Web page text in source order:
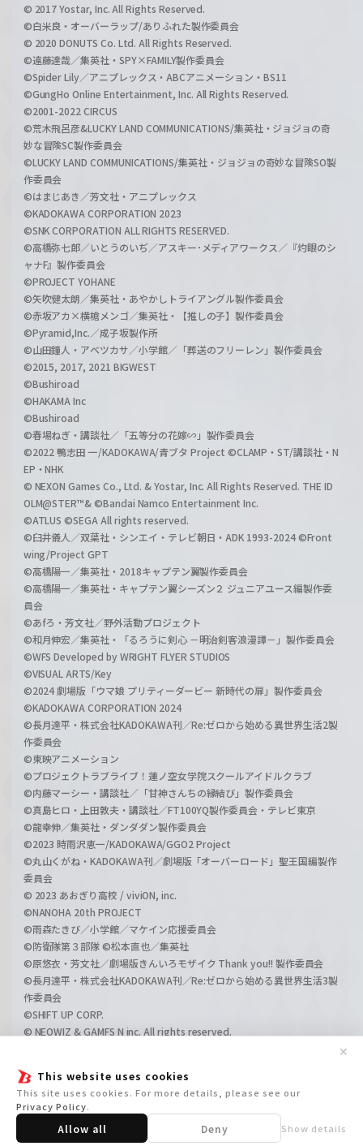
This website uses cookies
This site uses cookies. For more details, please see our
Privacy Policy.
Allow all Deny Show details
✕
© 2017 Yostar, Inc. All Rights Reserved.
©白米良・オーバーラップ/ありふれた製作委員会
© 2020 DONUTS Co. Ltd. All Rights Reserved.
©遠藤達哉／集英社・SPY×FAMILY製作委員会
©Spider Lily／アニプレックス・ABCアニメーション・BS11
©GungHo Online Entertainment, Inc. All Rights Reserved.
©2001-2022 CIRCUS
©荒木飛呂彦&LUCKY LAND COMMUNICATIONS/集英社・ジョジョの奇
妙な冒険SC製作委員会
©LUCKY LAND COMMUNICATIONS/集英社・ジョジョの奇妙な冒険SO製
作委員会
©はまじあき／芳文社・アニプレックス
©KADOKAWA CORPORATION 2023
©SNK CORPORATION ALL RIGHTS RESERVED.
©高橋弥七郎／いとうのいぢ／アスキー･メディアワークス／『灼眼のシ
ャナF』製作委員会
©PROJECT YOHANE
©矢吹健太朗／集英社・あやかしトライアングル製作委員会
©赤坂アカ×横槍メンゴ／集英社・【推しの子】製作委員会
©Pyramid,Inc.／成子坂製作所
©山田鐘人・アベツカサ／小学館／「葬送のフリーレン」製作委員会
©2015, 2017, 2021 BIGWEST
©Bushiroad
©HAKAMA Inc
©Bushiroad
©春場ねぎ・講談社／「五等分の花嫁∽」製作委員会
©2022 鴨志田 一/KADOKAWA/青ブタ Project ©CLAMP・ST/講談社・N
EP・NHK
© NEXON Games Co., Ltd. & Yostar, Inc. All Rights Reserved. THE ID
OLM@STER™& ©Bandai Namco Entertainment Inc.
©ATLUS ©SEGA All rights reserved.
©臼井儀人／双葉社・シンエイ・テレビ朝日・ADK 1993-2024 ©Front
wing/Project GPT
©高橋陽一／集英社・2018キャプテン翼製作委員会
©高橋陽一／集英社・キャプテン翼シーズン２ ジュニアユース編製作委
員会
©あfろ・芳文社／野外活動プロジェクト
©和月伸宏／集英社・「るろうに剣心 －明治剣客浪漫譚－」製作委員会
©WFS Developed by WRIGHT FLYER STUDIOS
©VISUAL ARTS/Key
©2024 劇場版「ウマ娘 プリティーダービー 新時代の扉」製作委員会
©KADOKAWA CORPORATION 2024
©長月達平・株式会社KADOKAWA刊／Re:ゼロから始める異世界生活2製
作委員会
©東映アニメーション
©プロジェクトラブライブ！蓮ノ空女学院スクールアイドルクラブ
©内藤マーシー・講談社／「甘神さんちの縁結び」製作委員会
©真島ヒロ・上田敦夫・講談社／FT100YQ製作委員会・テレビ東京
©龍幸伸／集英社・ダンダダン製作委員会
©2023 時雨沢恵一/KADOKAWA/GGO2 Project
©丸山くがね・KADOKAWA刊／劇場版「オーバーロード」聖王国編製作
委員会
© 2023 あおぎり高校 / viviON, inc.
©NANOHA 20th PROJECT
©雨森たきび／小学館／マケイン応援委員会
©防衛隊第３部隊 ©松本直也／集英社
©原悠衣・芳文社／劇場版きんいろモザイク Thank you!! 製作委員会
©長月達平・株式会社KADOKAWA刊／Re:ゼロから始める異世界生活3製
作委員会
©SHIFT UP CORP.
© NEOWIZ & GAMFS N inc. All rights reserved.
©GIRLS und PANZER Film Projekt
©GIRLS und PANZER Finale Projekt